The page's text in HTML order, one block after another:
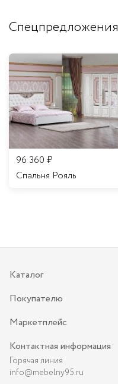
Спецпредложения
96 360 ₽
Спальня Рояль
Каталог
Покупателю
Маркетплейс
Контактная информация
Горячая линия
info@mebelny95.ru